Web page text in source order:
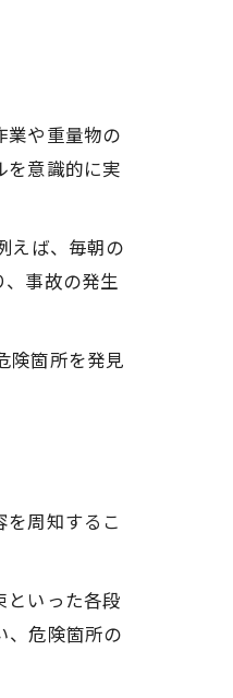
業や重量物の
を意識的に実
えば、毎朝の
事故の発生
険箇所を発見
周知するこ
といった各段
、危険箇所の